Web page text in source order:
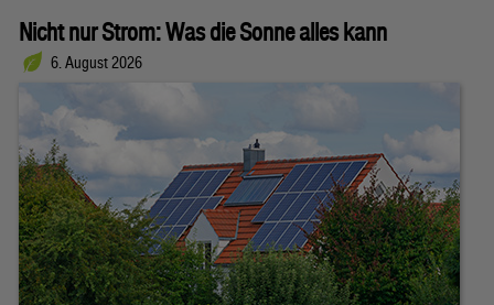
Nicht nur Strom: Was die Sonne alles kann
6. August 2026